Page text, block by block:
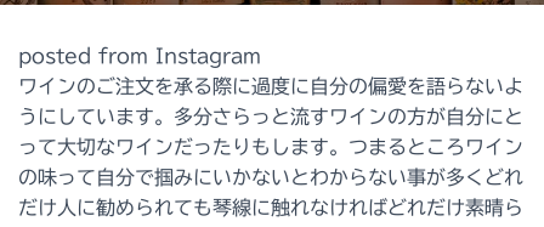
posted from Instagram
ワインのご注文を承る際に過度に自分の偏愛を語らないよ
うにしています。多分さらっと流すワインの方が自分にと
って大切なワインだったりもします。つまるところワイン
の味って自分で掴みにいかないとわからない事が多くどれ
だけ人に勧められても琴線に触れなければどれだけ素晴ら